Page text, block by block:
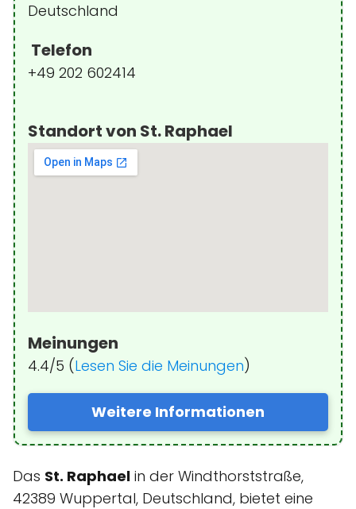
Deutschland
Telefon
+49 202 602414
Standort von St. Raphael
Meinungen
4.4/5 (Lesen Sie die Meinungen)
Weitere Informationen
Das St. Raphael in der Windthorststraße,
42389 Wuppertal, Deutschland, bietet eine